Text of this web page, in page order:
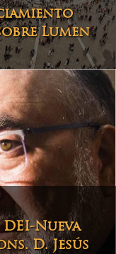
Lumen
DEI-Nueva
D. Jesús